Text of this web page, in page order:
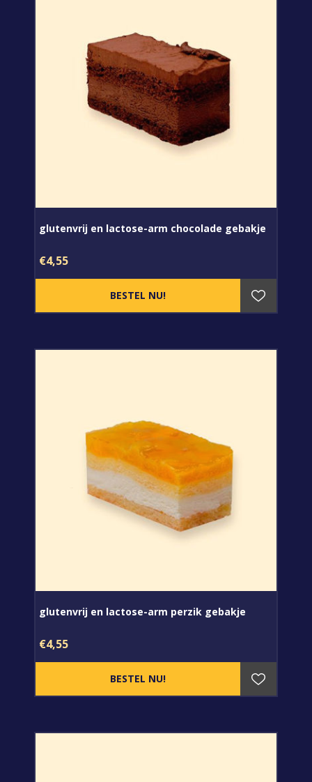
glutenvrij en lactose-arm chocolade gebakje
€4,55
glutenvrij en lactose-arm perzik gebakje
€4,55